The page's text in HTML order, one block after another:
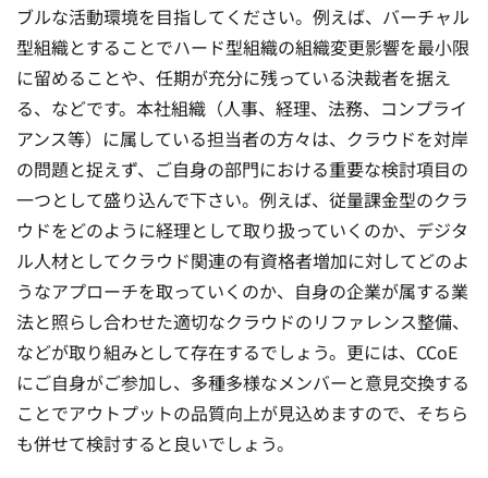
ブルな活動環境を目指してください。例えば、バーチャル
型組織とすることでハード型組織の組織変更影響を最小限
に留めることや、任期が充分に残っている決裁者を据え
る、などです。本社組織（人事、経理、法務、コンプライ
アンス等）に属している担当者の方々は、クラウドを対岸
の問題と捉えず、ご自身の部門における重要な検討項目の
一つとして盛り込んで下さい。例えば、従量課金型のクラ
ウドをどのように経理として取り扱っていくのか、デジタ
ル人材としてクラウド関連の有資格者増加に対してどのよ
うなアプローチを取っていくのか、自身の企業が属する業
法と照らし合わせた適切なクラウドのリファレンス整備、
などが取り組みとして存在するでしょう。更には、CCoE
にご自身がご参加し、多種多様なメンバーと意見交換する
ことでアウトプットの品質向上が見込めますので、そちら
も併せて検討すると良いでしょう。